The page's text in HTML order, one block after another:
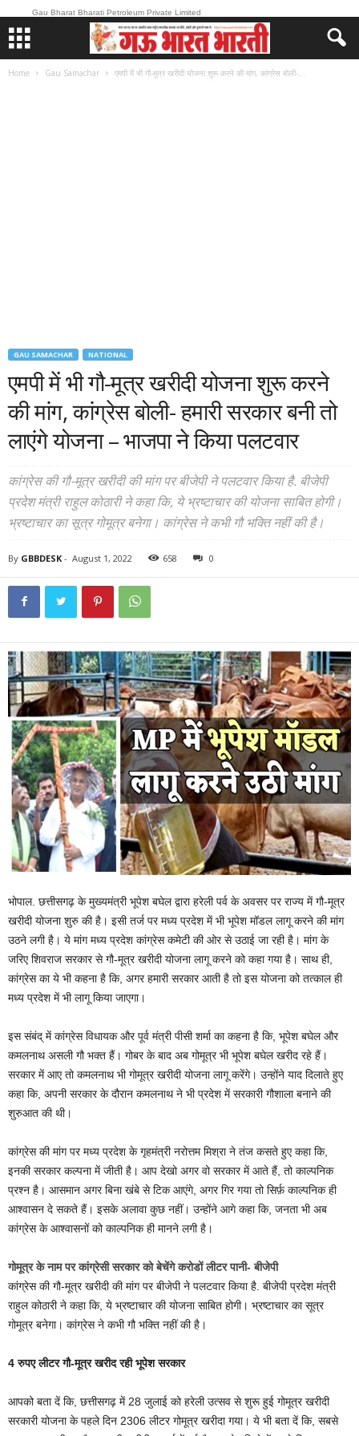
Gau Bharat Bharati Petroleum Private Limited
Home Gau Samachar एमपी में भी गौ-मूत्र खरीदी योजना शुरू करने की मांग, कांग्रेस बोली-...
GAU SAMACHAR NATIONAL
एमपी में भी गौ-मूत्र खरीदी योजना शुरू करने
की मांग, कांग्रेस बोली- हमारी सरकार बनी तो
लाएंगे योजना – भाजपा ने किया पलटवार
कांग्रेस की गौ-मूत्र खरीदी की मांग पर बीजेपी ने पलटवार किया है. बीजेपी
प्रदेश मंत्री राहुल कोठारी ने कहा कि, ये भ्रष्टाचार की योजना साबित होगी।
भ्रष्टाचार का सूत्र गोमूत्र बनेगा। कांग्रेस ने कभी गौ भक्ति नहीं की है।
By GBBDESK - August 1, 2022 658 0
भोपाल. छत्तीसगढ़ के मुख्यमंत्री भूपेश बघेल द्वारा हरेली पर्व के अवसर पर राज्य में गौ-मूत्र
खरीदी योजना शुरु की है। इसी तर्ज पर मध्य प्रदेश में भी भूपेश मॉडल लागू करने की मांग
उठने लगी है। ये मांग मध्य प्रदेश कांग्रेस कमेटी की ओर से उठाई जा रही है। मांग के
जरिए शिवराज सरकार से गौ-मूत्र खरीदी योजना लागू करने को कहा गया है। साथ ही,
कांग्रेस का ये भी कहना है कि, अगर हमारी सरकार आती है तो इस योजना को तत्काल ही
मध्य प्रदेश में भी लागू किया जाएगा।
इस संबंद् में कांग्रेस विधायक और पूर्व मंत्री पीसी शर्मा का कहना है कि, भूपेश बघेल और
कमलनाथ असली गौ भक्त हैं। गोबर के बाद अब गोमूत्र भी भूपेश बघेल खरीद रहे हैं।
सरकार में आए तो कमलनाथ भी गोमूत्र खरीदी योजना लागू करेंगे। उन्होंने याद दिलाते हुए
कहा कि, अपनी सरकार के दौरान कमलनाथ ने भी प्रदेश में सरकारी गौशाला बनाने की
शुरुआत की थी।
कांग्रेस की मांग पर मध्य प्रदेश के गृहमंत्री नरोत्तम मिश्रा ने तंज कसते हुए कहा कि,
इनकी सरकार कल्पना में जीती है। आप देखो अगर वो सरकार में आते हैं, तो काल्पनिक
प्रश्न है। आसमान अगर बिना खंबे से टिक आएंगे, अगर गिर गया तो सिर्फ़ काल्पनिक ही
आश्वासन दे सकते हैं। इसके अलावा कुछ नहीं। उन्होंने आगे कहा कि, जनता भी अब
कांग्रेस के आश्वासनों को काल्पनिक ही मानने लगी है।
गोमूत्र के नाम पर कांग्रेसी सरकार को बेचेंगे करोडों लीटर पानी- बीजेपी
कांग्रेस की गौ-मूत्र खरीदी की मांग पर बीजेपी ने पलटवार किया है. बीजेपी प्रदेश मंत्री
राहुल कोठारी ने कहा कि, ये भ्रष्टाचार की योजना साबित होगी। भ्रष्टाचार का सूत्र
गोमूत्र बनेगा। कांग्रेस ने कभी गौ भक्ति नहीं की है।
4 रुपए लीटर गौ-मूत्र खरीद रही भूपेश सरकार
आपको बता दें कि, छत्तीसगढ़ में 28 जुलाई को हरेली उत्सव से शुरू हुई गोमूत्र खरीदी
सरकारी योजना के पहले दिन 2306 लीटर गोमूत्र खरीदा गया। ये भी बता दें कि, सबसे